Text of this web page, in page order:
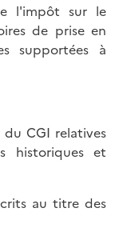
l'impôt sur le
de prise en
supportées à
CGI relatives
historiques et
au titre des